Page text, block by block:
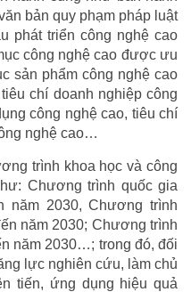
bản quy phạm pháp luật
phát triển công nghệ cao
công nghệ cao được ưu
sản phẩm công nghệ cao
chí doanh nghiệp công
công nghệ cao, tiêu chí
nghệ cao…
trình khoa học và công
Chương trình quốc gia
năm 2030, Chương trình
năm 2030; Chương trình
năm 2030…; trong đó, đối
lực nghiên cứu, làm chủ
tiến, ứng dụng hiệu quả